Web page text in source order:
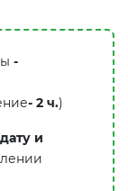
-
- 2 ч.)
и